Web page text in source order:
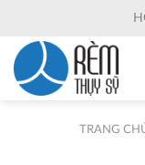
content
TRANG